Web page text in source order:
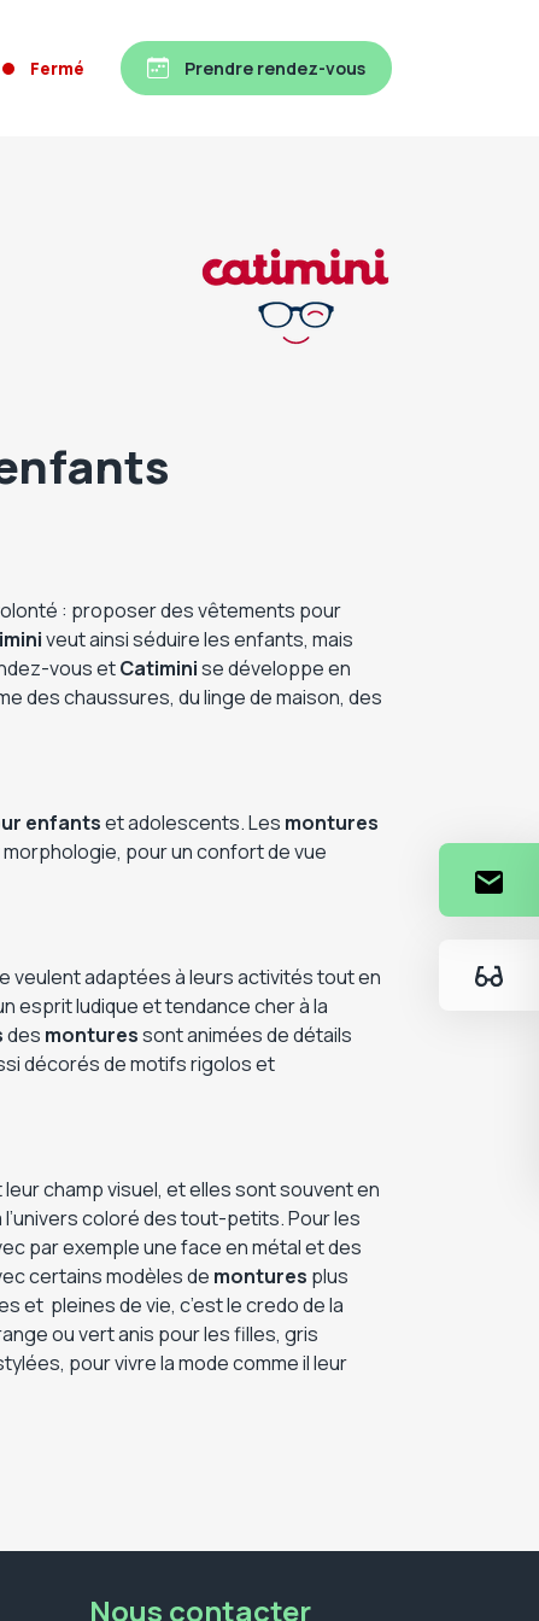
Fermé Prendre rendez-vous
: proposer des vêtements pour
veut ainsi séduire les enfants, mais
vous etCatiminise développe en
des chaussures, du linge de maison, des
enfantset adolescents. Les montures
pour un confort de vue
veulent adaptées à leurs activités tout en
esprit ludique et tendance cher à la
des monturessont animées de détails
décorés de motifs rigolos et
champ visuel, et elles sont souvent en
coloré des tout-petits. Pour les
par exemple une face en métal et des
certains modèles de montures plus
et pleines de vie, c’est le credo de la
ou vert anis pour les filles, gris
pour vivre la mode comme il leur
Nous contacter